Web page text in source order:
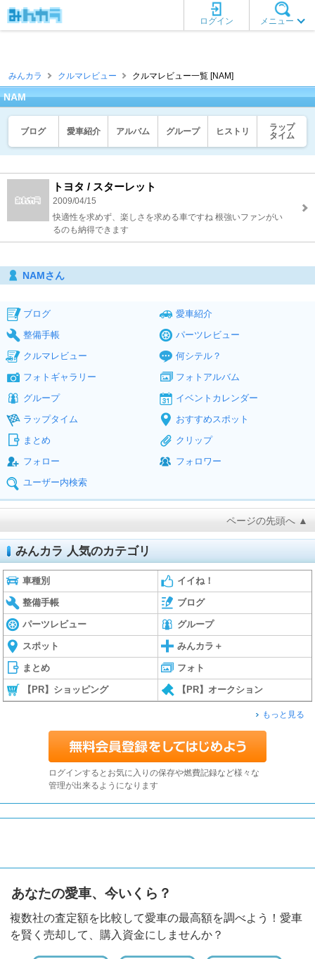
メニュー
ログイン
みんカラ クルマレビュー クルマレビュー一覧 [NAM]
NAM
ブログ 愛車紹介 アルバム グループ ヒストリ
ラップ
タイム
トヨタ / スターレット
2009/04/15
快適性を求めず、楽しさを求める車ですね 根強いファンがい
るのも納得できます
NAMさん
ブログ
愛車紹介
整備手帳
パーツレビュー
クルマレビュー
何シテル？
フォトギャラリー
フォトアルバム
グループ
イベントカレンダー
ラップタイム
おすすめスポット
まとめ
クリップ
フォロー
フォロワー
ユーザー内検索
ページの先頭へ ▲
みんカラ 人気のカテゴリ
車種別 イイね！
整備手帳 ブログ
パーツレビュー グループ
スポット みんカラ＋
まとめ フォト
【PR】ショッピング 【PR】オークション
もっと見る
ログインするとお気に入りの保存や燃費記録など様々な
管理が出来るようになります
あなたの愛車、今いくら？
複数社の査定額を比較して愛車の最高額を調べよう！愛車
を賢く売却して、購入資金にしませんか？